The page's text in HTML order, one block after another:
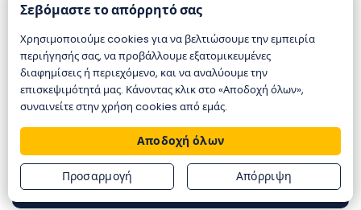
έντυπα του στοιχηματικού Τύπου
παράλληλα με τα αθλητικά του ρεπορτάζ,
έχει έναν ιδιαίτερο τρόπο να σου εξηγεί
τις επιλογές του. Κάποιοι τον διαβάσατε
στο Betonet με τον αείμνηστο Γιώργο
Παρασκευά και πλέον είναι αποκλειστικά
εδώ μαζί μας. Ιδιαίτερη γραφή, με την
κλασική του πλέον ατάκα «υπάρχουν δύο
απόψεις, η δική μου και η λάθος» βάζει
πολύ συχνά και το χιούμορ στα κείμενά
του.
Σεβόμαστε το απόρρητό σας
Χρησιμοποιούμε cookies για να βελτιώσουμε την εμπειρία
περιήγησής σας, να προβάλλουμε εξατομικευμένες
διαφημίσεις ή περιεχόμενο, και να αναλύουμε την
επισκεψιμότητά μας. Κάνοντας κλικ στο «Αποδοχή όλων»,
συναινείτε στην χρήση cookies από εμάς.
Αποδοχή όλων
Προσαρμογή Απόρριψη